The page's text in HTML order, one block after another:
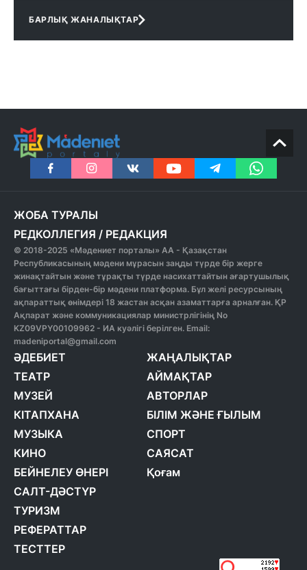
БАРЛЫҚ ЖАНАЛЫҚТАР
ЖОБА ТУРАЛЫ
РЕДКОЛЛЕГИЯ / РЕДАКЦИЯ
© 2018-2025 «Мәдениет порталы» АА - Қазақстан
Республикасының мәдени мұрасын заңды түрде бір жерге
жинақтайтын және тұрақты түрде насихаттайтын ағартушылық
бағыттағы бірден-бір мәдени платформа. Бұл желі ресурсының
ақпараттық өнімдері 18 жастан асқан азаматтарға арналған. ҚР
Ақпарат және коммуникациялар министрлігінің No
KZ09VPY00109962 - ИА куәлігі берілген. Email:
madeniportal@gmail.com
ӘДЕБИЕТ
ТЕАТР
МУЗЕЙ
КІТАПХАНА
МУЗЫКА
КИНО
БЕЙНЕЛЕУ ӨНЕРІ
САЛТ-ДӘСТҮР
ТУРИЗМ
РЕФЕРАТТАР
ТЕСТТЕР
ЖАҢАЛЫҚТАР
АЙМАҚТАР
АВТОРЛАР
БІЛІМ ЖӘНЕ ҒЫЛЫМ
СПОРТ
САЯСАТ
Қоғам